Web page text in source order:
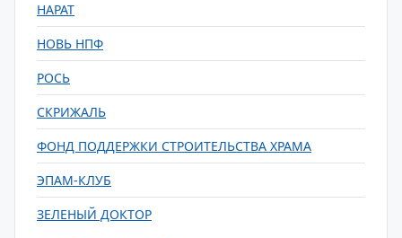
НАРАТ
НОВЬ НПФ
РОСЬ
СКРИЖАЛЬ
ФОНД ПОДДЕРЖКИ СТРОИТЕЛЬСТВА ХРАМА
ЭПАМ-КЛУБ
ЗЕЛЕНЫЙ ДОКТОР